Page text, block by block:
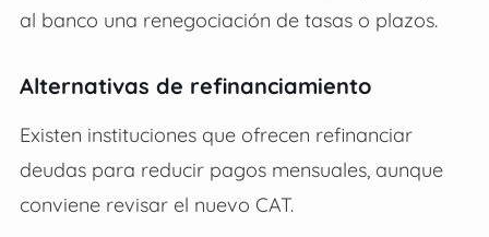
al banco una renegociación de tasas o plazos.
Alternativas de refinanciamiento
Existen instituciones que ofrecen refinanciar
deudas para reducir pagos mensuales, aunque
conviene revisar el nuevo CAT.